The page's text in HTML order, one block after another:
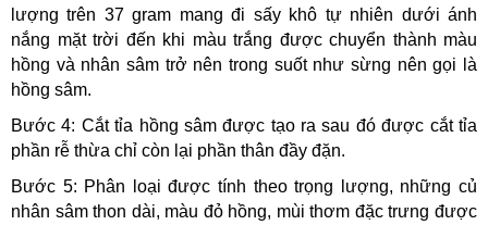
lượng trên 37 gram mang đi sấy khô tự nhiên dưới ánh
nắng mặt trời đến khi màu trắng được chuyển thành màu
hồng và nhân sâm trở nên trong suốt như sừng nên gọi là
hồng sâm.
Bước 4: Cắt tỉa hồng sâm được tạo ra sau đó được cắt tỉa
phần rễ thừa chỉ còn lại phần thân đầy đặn.
Bước 5: Phân loại được tính theo trọng lượng, những củ
nhân sâm thon dài, màu đỏ hồng, mùi thơm đặc trưng được